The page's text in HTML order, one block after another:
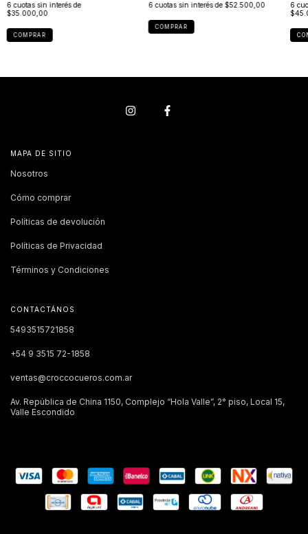
6 cuotas sin interés de
$35.000,00
COMPRAR
6 cuotas sin interés de $52.500,00
COMPRAR
6
MAPA DE SITIO
Nosotros
Cómo comprar
Políticas de devolución
Políticas de Privacidad
Términos y Condiciones
CONTACTÁNOS
5493515721858
+54 9 3515 72-1858
ventas@croccocueros.com.ar
Av. República de China 1150, Complejo “Hola Valle”, 2° piso, Local 15,
Valle Escondido